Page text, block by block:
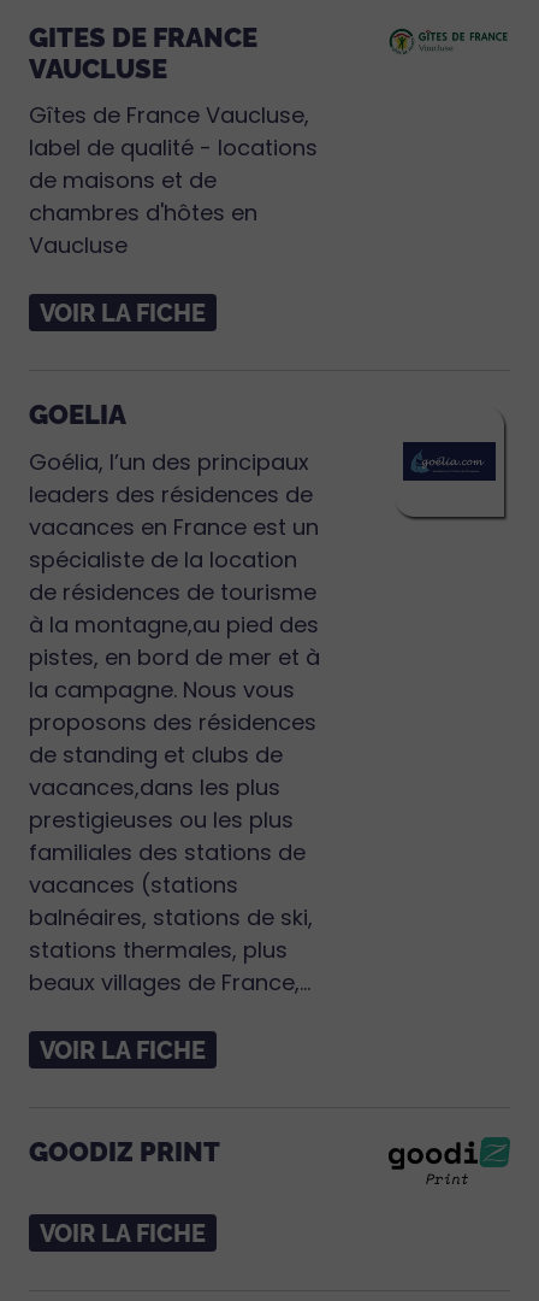
GITES DE FRANCE
VAUCLUSE
Gîtes de France Vaucluse,
label de qualité - locations
de maisons et de
chambres d'hôtes en
Vaucluse
VOIR LA FICHE
GOELIA
Goélia, l’un des principaux
leaders des résidences de
vacances en France est un
spécialiste de la location
de résidences de tourisme
à la montagne,au pied des
pistes, en bord de mer et à
la campagne. Nous vous
proposons des résidences
de standing et clubs de
vacances,dans les plus
prestigieuses ou les plus
familiales des stations de
vacances (stations
balnéaires, stations de ski,
stations thermales, plus
beaux villages de France,...
VOIR LA FICHE
GOODIZ PRINT
VOIR LA FICHE